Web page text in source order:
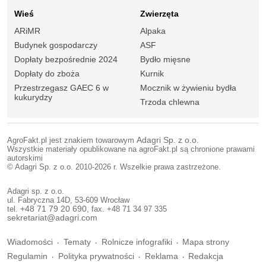
Wieś
ARiMR
Budynek gospodarczy
Dopłaty bezpośrednie 2024
Dopłaty do zboża
Przestrzegasz GAEC 6 w
kukurydzy
Zwierzęta
Alpaka
ASF
Bydło mięsne
Kurnik
Mocznik w żywieniu bydła
Trzoda chlewna
AgroFakt.pl jest znakiem towarowym Adagri Sp. z o.o.
Wszystkie materiały opublikowane na agroFakt.pl są chronione prawami
autorskimi
© Adagri Sp. z o.o. 2010-2026 r. Wszelkie prawa zastrzeżone.
Adagri sp. z o.o.
ul. Fabryczna 14D, 53-609 Wrocław
tel. +48 71 79 20 690 , fax. +48 71 34 97 335
sekretariat@adagri.com
Wiadomości Tematy Rolnicze infografiki
Mapa strony
Regulamin
Polityka prywatności Reklama Redakcja